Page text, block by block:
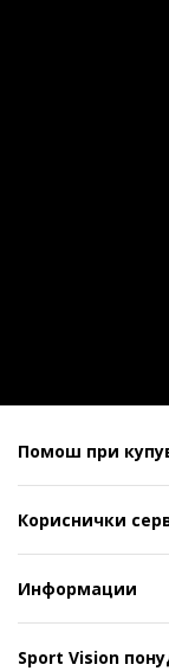
Помош при
Кориснички
Информации
Sport Vision